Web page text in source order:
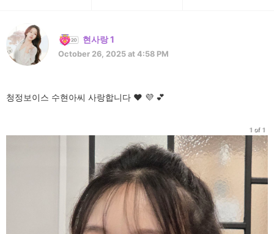
현사랑 1
October 26, 2025 at 4:58 PM
청정보이스 수현아씨 사랑합니다 ❤️ 💜 💕
1 of 1